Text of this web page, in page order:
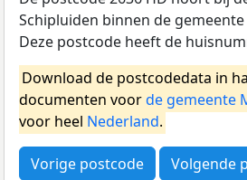
Schipluiden binnen de
Deze postcode heeft de
Download de postcodedata in
documenten voorde gemeente
voor heel Nederland.
Vorige postcode Volgende